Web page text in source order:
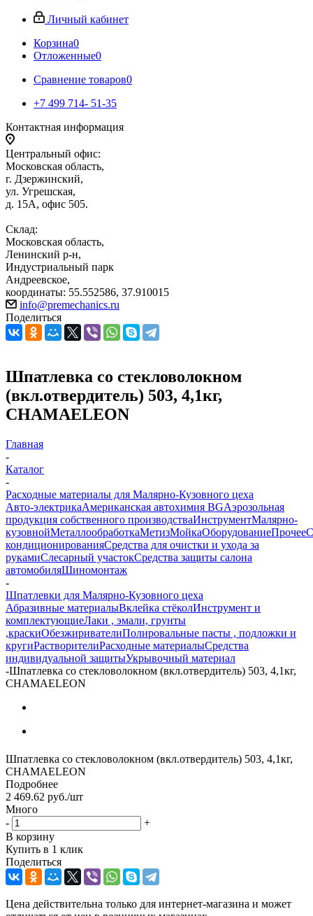
Личный кабинет
Корзина0
Отложенные0
Сравнение товаров0
+7 499 714- 51-35
Контактная информация
Центральный офис:
Московская область,
г. Дзержинский,
ул. Угрешская,
д. 15А, офис 505.
Склад:
Московская область,
Ленинский р-н,
Индустриальный парк
Андреевское,
координаты: 55.552586, 37.910015
info@premechanics.ru
Поделиться
Шпатлевка со стекловолокном
(вкл.отвердитель) 503, 4,1кг,
CHAMAELEON
Главная
-
Каталог
-
Расходные материалы для Малярно-Кузовного цеха
Авто-электрикаАмериканская автохимия BGАэрозольная
продукция собственного производстваИнструментМалярно-
кузовнойМеталлообработкаМетизМойкаОборудованиеПрочее
кондиционированияСредства для очистки и ухода за
рукамиСлесарный участокСредства защиты салона
автомобиляШиномонтаж
-
Шпатлевки для Малярно-Кузовного цеха
Абразивные материалыВклейка стёколИнструмент и
комплектующиеЛаки , эмали, грунты
,краскиОбезжиривателиПолировальные пасты , подложки и
кругиРастворителиРасходные материалыСредства
индивидуальной защитыУкрывочный материал
-Шпатлевка со стекловолокном (вкл.отвердитель) 503, 4,1кг,
CHAMAELEON
Шпатлевка со стекловолокном (вкл.отвердитель) 503, 4,1кг,
CHAMAELEON
Подробнее
2 469.62 руб./шт
Много
-
+
В корзину
Купить в 1 клик
Поделиться
Цена действительна только для интернет-магазина и может